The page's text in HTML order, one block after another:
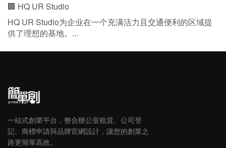
🏢 HQ UR Studio
HQ UR Studio为企业在一个充满活力且交通便利的区域提
供了理想的基地。...
一站式創業平台，整合辦公室租賃、公司登
記、商標申請與品牌官網設計，讓您的創業之
路更簡單高效。